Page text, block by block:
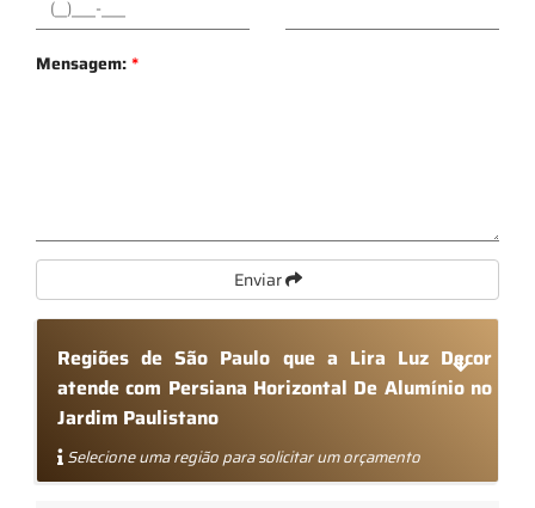
Mensagem:*
Enviar
Regiões de São Paulo que a Lira Luz Decor
atende com Persiana Horizontal De Alumínio no
Jardim Paulistano
Selecione uma região para solicitar um orçamento